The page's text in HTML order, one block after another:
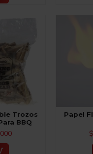
Trozos
BBQ
Papel